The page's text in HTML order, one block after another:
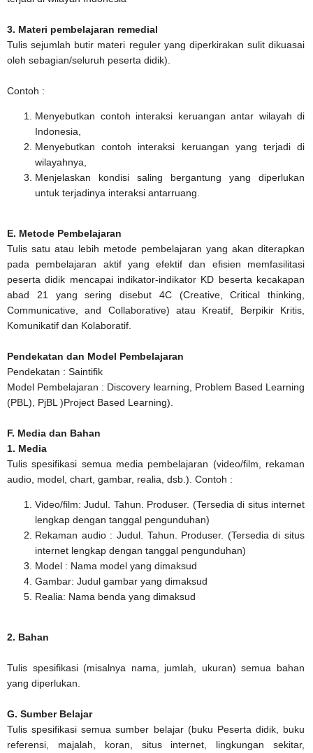
3. Materi pembelajaran remedial
Tulis sejumlah butir materi reguler yang diperkirakan sulit dikuasai
oleh sebagian/seluruh peserta didik).
Contoh :
Menyebutkan contoh interaksi keruangan antar wilayah di
Indonesia,
Menyebutkan contoh interaksi keruangan yang terjadi di
wilayahnya,
Menjelaskan kondisi saling bergantung yang diperlukan
untuk terjadinya interaksi antarruang.
E. Metode Pembelajaran
Tulis satu atau lebih metode pembelajaran yang akan diterapkan
pada pembelajaran aktif yang efektif dan efisien memfasilitasi
peserta didik mencapai indikator-indikator KD beserta kecakapan
abad 21 yang sering disebut 4C (Creative, Critical thinking,
Communicative, and Collaborative) atau Kreatif, Berpikir Kritis,
Komunikatif dan Kolaboratif.
Pendekatan dan Model Pembelajaran
Pendekatan : Saintifik
Model Pembelajaran : Discovery learning, Problem Based Learning
(PBL), PjBL )Project Based Learning).
F. Media dan Bahan
1. Media
Tulis spesifikasi semua media pembelajaran (video/film, rekaman
audio, model, chart, gambar, realia, dsb.). Contoh :
Video/film: Judul. Tahun. Produser. (Tersedia di situs internet
lengkap dengan tanggal pengunduhan)
Rekaman audio : Judul. Tahun. Produser. (Tersedia di situs
internet lengkap dengan tanggal pengunduhan)
Model : Nama model yang dimaksud
Gambar: Judul gambar yang dimaksud
Realia: Nama benda yang dimaksud
2. Bahan
Tulis spesifikasi (misalnya nama, jumlah, ukuran) semua bahan
yang diperlukan.
G. Sumber Belajar
Tulis spesifikasi semua sumber belajar (buku Peserta didik, buku
referensi, majalah, koran, situs internet, lingkungan sekitar,